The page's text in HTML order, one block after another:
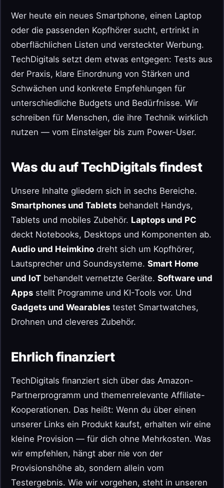
Wer heute ein neues Smartphone, einen Laptop
oder die passenden Kopfhörer sucht, ertrinkt in
oberflächlichen Listen und versteckter Werbung.
TechDigitals setzt dem etwas entgegen: Tests aus
der Praxis, klare Einordnung von Stärken und
Schwächen und konkrete Empfehlungen für
unterschiedliche Budgets und Bedürfnisse. Wir
schreiben für Menschen, die ihre Technik wirklich
nutzen — vom Einsteiger bis zum Power-User.
Was du auf TechDigitals findest
Unsere Inhalte gliedern sich in sechs Bereiche.
Smartphones und Tablets behandelt Handys,
Tablets und mobiles Zubehör. Laptops und PC
deckt Notebooks, Desktops und Komponenten ab.
Audio und Heimkino dreht sich um Kopfhörer,
Lautsprecher und Soundsysteme. Smart Home
und IoT behandelt vernetzte Geräte. Software und
Apps stellt Programme und KI-Tools vor. Und
Gadgets und Wearables testet Smartwatches,
Drohnen und cleveres Zubehör.
Ehrlich finanziert
TechDigitals finanziert sich über das Amazon-
Partnerprogramm und themenrelevante Affiliate-
Kooperationen. Das heißt: Wenn du über einen
unserer Links ein Produkt kaufst, erhalten wir eine
kleine Provision — für dich ohne Mehrkosten. Was
wir empfehlen, hängt aber nie von der
Provisionshöhe ab, sondern allein vom
Testergebnis. Wie wir vorgehen, steht in unseren